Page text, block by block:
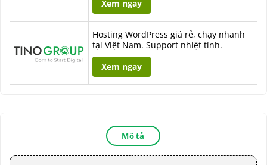
Xem ngay
Hosting WordPress giá rẻ, chạy nhanh
tại Việt Nam. Support nhiệt tình.
Xem ngay
Mô tả